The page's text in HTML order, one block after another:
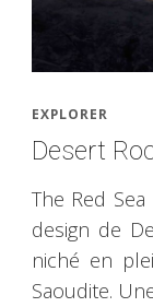
EXPLORER
Desert
The Red
design de
niché en
Saoudite.